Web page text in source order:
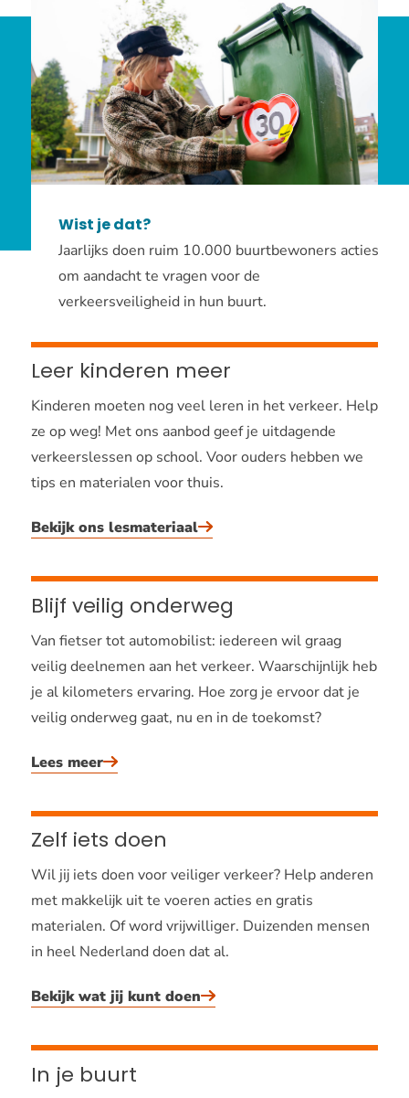
Wist je dat?
Jaarlijks doen ruim 10.000 buurtbewoners acties
om aandacht te vragen voor de
verkeersveiligheid in hun buurt.
Leer kinderen meer
Kinderen moeten nog veel leren in het verkeer. Help
ze op weg! Met ons aanbod geef je uitdagende
verkeerslessen op school. Voor ouders hebben we
tips en materialen voor thuis.
Bekijk ons lesmateriaal
Blijf veilig onderweg
Van fietser tot automobilist: iedereen wil graag
veilig deelnemen aan het verkeer. Waarschijnlijk heb
je al kilometers ervaring. Hoe zorg je ervoor dat je
veilig onderweg gaat, nu en in de toekomst?
Lees meer
Zelf iets doen
Wil jij iets doen voor veiliger verkeer? Help anderen
met makkelijk uit te voeren acties en gratis
materialen. Of word vrijwilliger. Duizenden mensen
in heel Nederland doen dat al.
Bekijk wat jij kunt doen
In je buurt